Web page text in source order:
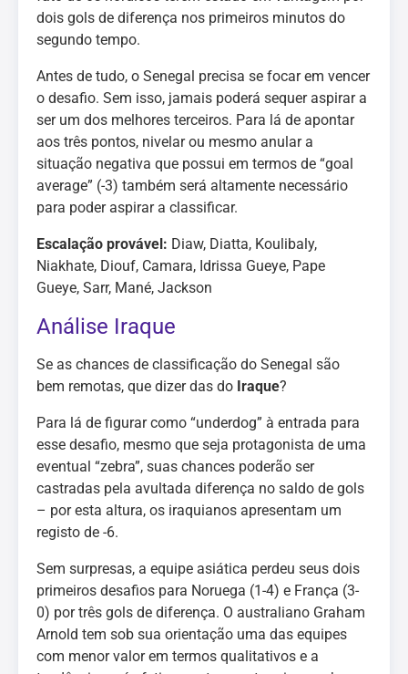
dois gols de diferença nos primeiros minutos do
segundo tempo.
Antes de tudo, o Senegal precisa se focar em vencer
o desafio. Sem isso, jamais poderá sequer aspirar a
ser um dos melhores terceiros. Para lá de apontar
aos três pontos, nivelar ou mesmo anular a
situação negativa que possui em termos de “goal
average” (-3) também será altamente necessário
para poder aspirar a classificar.
Escalação provável: Diaw, Diatta, Koulibaly,
Niakhate, Diouf, Camara, Idrissa Gueye, Pape
Gueye, Sarr, Mané, Jackson
Análise Iraque
Se as chances de classificação do Senegal são
bem remotas, que dizer das do Iraque?
Para lá de figurar como “underdog” à entrada para
esse desafio, mesmo que seja protagonista de uma
eventual “zebra”, suas chances poderão ser
castradas pela avultada diferença no saldo de gols
– por esta altura, os iraquianos apresentam um
registo de -6.
Sem surpresas, a equipe asiática perdeu seus dois
primeiros desafios para Noruega (1-4) e França (3-
0) por três gols de diferença. O australiano Graham
Arnold tem sob sua orientação uma das equipes
com menor valor em termos qualitativos e a